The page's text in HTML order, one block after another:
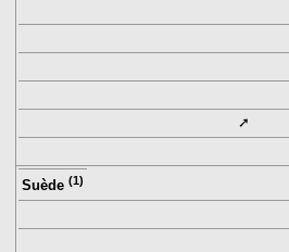
➚
Suède (1)